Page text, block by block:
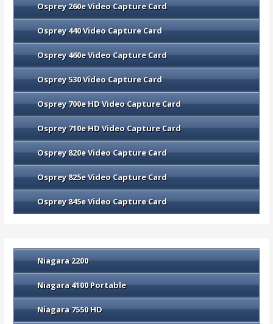
Osprey 260e Video Capture Card
Osprey 440 Video Capture Card
Osprey 460e Video Capture Card
Osprey 530 Video Capture Card
Osprey 700e HD Video Capture Card
Osprey 710e HD Video Capture Card
Osprey 820e Video Capture Card
Osprey 825e Video Capture Card
Osprey 845e Video Capture Card
Niagara 2200
Niagara 4100 Portable
Niagara 7550 HD